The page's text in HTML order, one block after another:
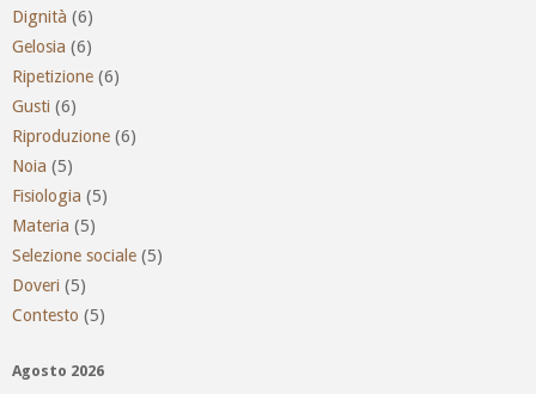
Dignità (6)
Gelosia (6)
Ripetizione (6)
Gusti (6)
Riproduzione (6)
Noia (5)
Fisiologia (5)
Materia (5)
Selezione sociale (5)
Doveri (5)
Contesto (5)
Agosto 2026